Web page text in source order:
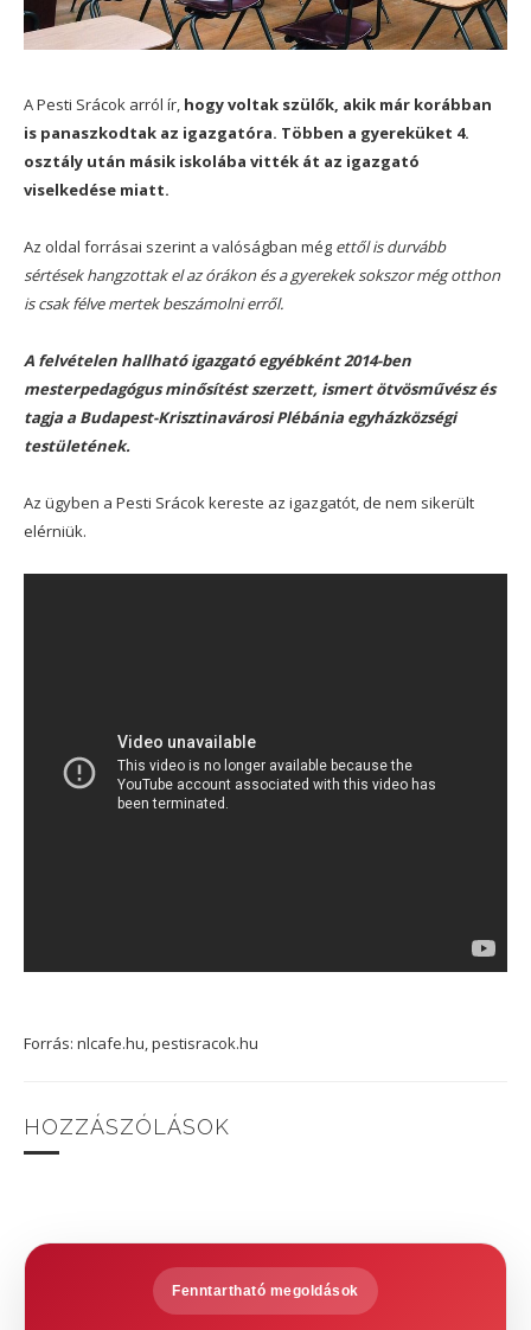
A Pesti Srácok arról ír, hogy voltak szülők, akik már korábban
is panaszkodtak az igazgatóra. Többen a gyereküket 4.
osztály után másik iskolába vitték át az igazgató
viselkedése miatt.
Az oldal forrásai szerint a valóságban még ettől is durvább
sértések hangzottak el az órákon és a gyerekek sokszor még otthon
is csak félve mertek beszámolni erről.
A felvételen hallható igazgató egyébként 2014-ben
mesterpedagógus minősítést szerzett, ismert ötvösművész és
tagja a Budapest-Krisztinavárosi Plébánia egyházközségi
testületének.
Az ügyben a Pesti Srácok kereste az igazgatót, de nem sikerült
elérniük.
Forrás: nlcafe.hu, pestisracok.hu
HOZZÁSZÓLÁSOK
Fenntartható megoldások